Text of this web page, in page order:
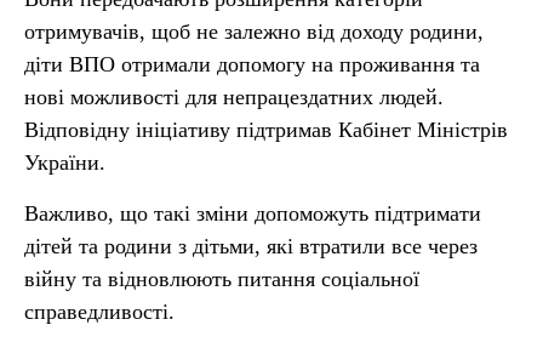
отримувачів, щоб не залежно від доходу родини,
діти ВПО отримали допомогу на проживання та
нові можливості для непрацездатних людей.
Відповідну ініціативу підтримав Кабінет Міністрів
України.
Важливо, що такі зміни допоможуть підтримати
дітей та родини з дітьми, які втратили все через
війну та відновлюють питання соціальної
справедливості.